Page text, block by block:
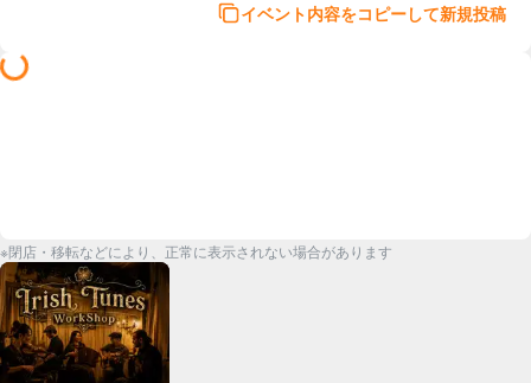
イベント内容をコピーして新規投稿
※閉店・移転などにより、正常に表示されない場合があります